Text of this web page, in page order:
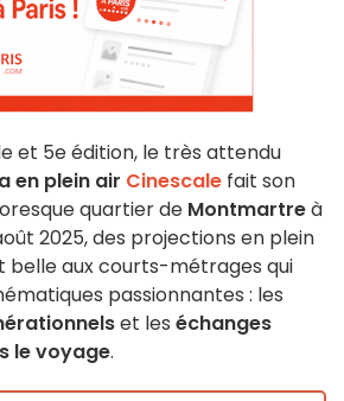
et 5e édition, le très attendu
en plein air Cinescale fait son
quartier de Montmartreà
2025, des projections en plein
belle aux courts-métrages qui
passionnantes : les
et les échanges
le voyage.